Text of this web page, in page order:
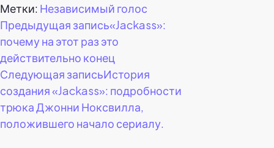
Метки: Независимый голос
Навигация
по
записям
Предыдущая запись«Jackass»:
почему на этот раз это
действительно конец
Следующая записьИстория
создания «Jackass»: подробности
трюка Джонни Ноксвилла,
положившего начало сериалу.